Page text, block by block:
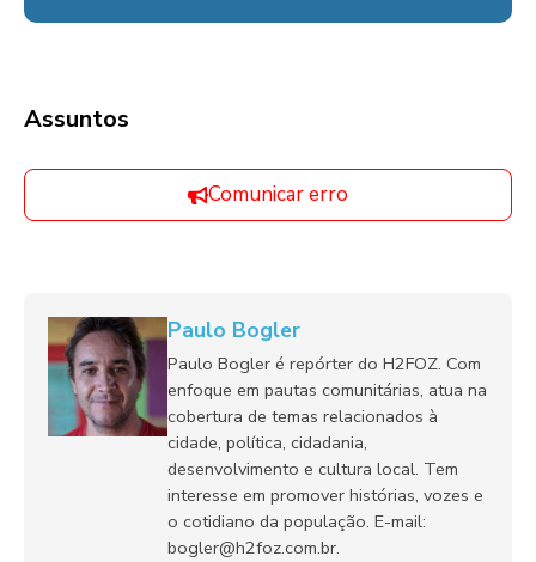
Assuntos
Comunicar erro
Paulo Bogler
Paulo Bogler é repórter do H2FOZ. Com
enfoque em pautas comunitárias, atua na
cobertura de temas relacionados à
cidade, política, cidadania,
desenvolvimento e cultura local. Tem
interesse em promover histórias, vozes e
o cotidiano da população. E-mail:
bogler@h2foz.com.br.